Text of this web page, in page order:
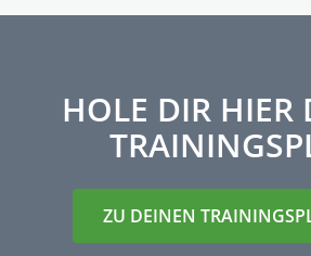
HOLE DIR HIER
ZU DEINEN